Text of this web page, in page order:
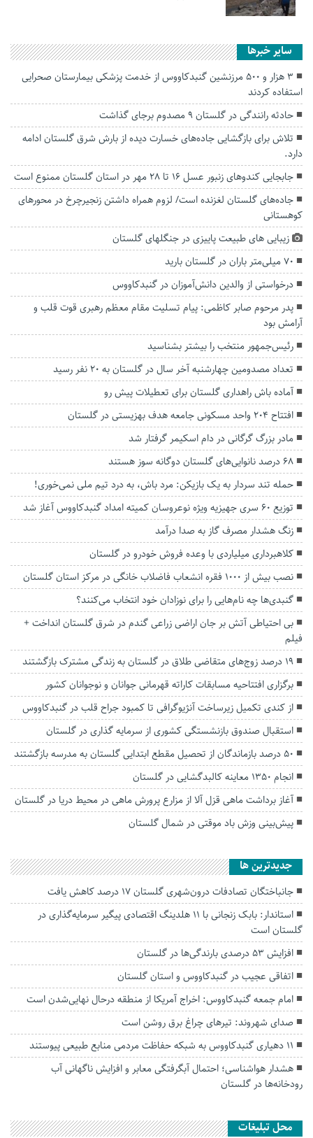
سایر خبرها
۳ هزار و ۵۰۰ مرزنشین گنبدکاووس از خدمت پزشکی بیمارستان صحرایی
استفاده کردند
حادثه رانندگی در گلستان ۹ مصدوم برجای گذاشت
تلاش برای بازگشایی جاده‌های خسارت دیده از بارش شرق گلستان ادامه
دارد.
جابجایی کندو‌های زنبور عسل ۱۶ تا ۲۸ مهر در استان گلستان ممنوع است
جاده‌های گلستان لغزنده است/ لزوم همراه داشتن زنجیرچرخ در محور‌های
کوهستانی
زیبایی های طبیعت پاییزی در جنگلهای گلستان
۷۰ میلی‌متر باران در گلستان بارید
درخواستی از والدین دانش‌آموزان در گنبدکاووس
پدر مرحوم صابر کاظمی: پیام تسلیت مقام معظم رهبری قوت قلب و
آرامش بود
رئیس‌جمهور منتخب را بیشتر بشناسید
تعداد مصدومین چهارشنبه آخر سال در گلستان به ۲۰ نفر رسید
آماده باش راهداری گلستان برای تعطیلات پیش رو
افتتاح ۲۰۴ واحد مسکونی جامعه هدف بهزیستی در گلستان
مادر بزرگ گرگانی در دام اسکیمر گرفتار شد
۶۸ درصد نانوایی‌های گلستان دوگانه سوز هستند
حمله تند سردار به یک بازیکن: مرد باش، به درد تیم ملی نمی‌خوری!
توزیع ۶۰ سری جهیزیه ویژه نوعروسان کمیته امداد گنبدکاووس آغاز شد
زنگ هشدار مصرف گاز به صدا درآمد
کلاهبرداری میلیاردی با وعده فروش خودرو در گلستان
نصب بیش از ۱۰۰۰ فقره انشعاب فاضلاب خانگی در مرکز استان گلستان
گنبدی‌ها چه نام‌هایی را برای نوزادان خود انتخاب می‌کنند؟
بی احتیاطی آتش بر جان اراضی زراعی گندم در شرق گلستان انداخت +
فیلم
۱۹ درصد زوج‌های متقاضی طلاق در گلستان به زندگی مشترک بازگشتند
برگزاری افتتاحیه مسابقات کاراته قهرمانی جوانان و نوجوانان کشور
از کندی تکمیل زیرساخت‌ آنژیوگرافی تا کمبود جراح قلب در گنبدکاووس
استقبال صندوق بازنشستگی کشوری از سرمایه گذاری در گلستان
۵۰ درصد بازماندگان از تحصیل مقطع ابتدایی گلستان به مدرسه بازگشتند
انجام ۱۳۵۰ معاینه کالبدگشایی در گلستان
آغاز برداشت ماهی قزل آلا از مزارع پرورش ماهی در محیط دریا در گلستان
پیش‌بینی وزش باد موقتی در شمال گلستان
جديدترين ها
جانباختگان تصادفات درون‌شهری گلستان ۱۷ درصد کاهش یافت
استاندار: بابک زنجانی با ۱۱ هلدینگ اقتصادی پیگیر سرمایه‌گذاری در
گلستان است
افزایش ۵۳ درصدی بارندگی‌ها در گلستان
اتفاقی عجیب در‌ گنبدکاووس و استان گلستان
امام جمعه گنبدکاووس: اخراج آمریکا از منطقه درحال نهایی‌شدن است
صدای شهروند: تیرهای چراغ برق روشن است
۱۱ دهیاری گنبدکاووس به شبکه حفاظت مردمی منابع طبیعی پیوستند
هشدار هواشناسی؛ احتمال آبگرفتگی معابر و افزایش ناگهانی آب
رودخانه‌ها در گلستان
محل تبلیغات